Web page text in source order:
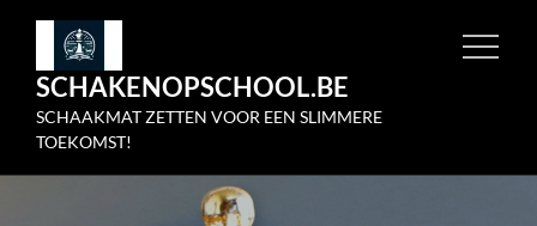
Skip
contentSCHAKENOPSCHOOL.BE
SCHAAKMAT ZETTEN VOOR EEN SLIMMERE
TOEKOMST!